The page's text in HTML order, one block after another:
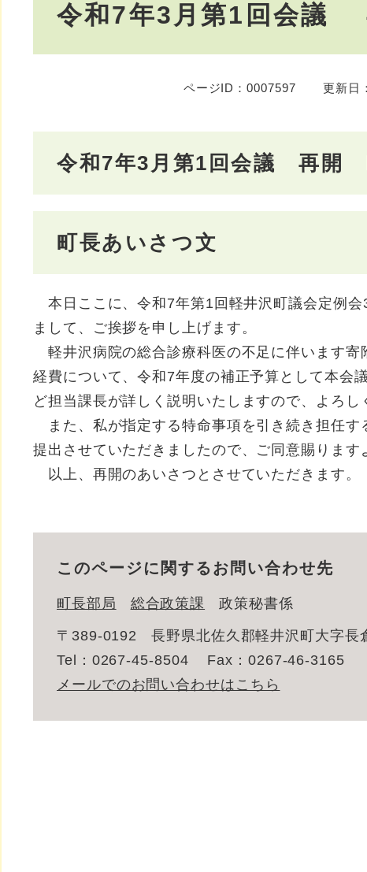
令和7年3月第1回会議
ページID：0007597 更新日
令和7年3月第1回会議 再開
町長あいさつ文
本日ここに、令和7年第1回軽井沢町議会定例
まして、ご挨拶を申し上げます。
軽井沢病院の総合診療科医の不足に伴います寄
経費について、令和7年度の補正予算として本会
ど担当課長が詳しく説明いたしますので、よろし
また、私が指定する特命事項を引き続き担任す
提出させていただきましたので、ご同意賜ります
以上、再開のあいさつとさせていただきます。
このページに関するお問い合わせ先
町長部局 総合政策課 政策秘書係
〒389-0192
長野県北佐久郡軽井沢町大字長
Tel：0267-45-8504
Fax：0267-46-3165
メールでのお問い合わせはこちら